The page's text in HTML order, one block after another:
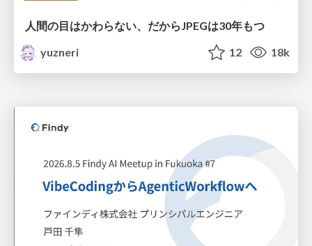
人間の目はかわらない、だからJPEGは30年もつ
yuzneri
12 18k